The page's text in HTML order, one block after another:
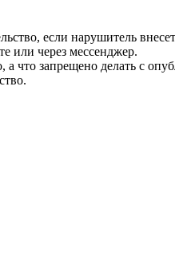
если нарушитель
или через мессенджер.
что запрещено делать с